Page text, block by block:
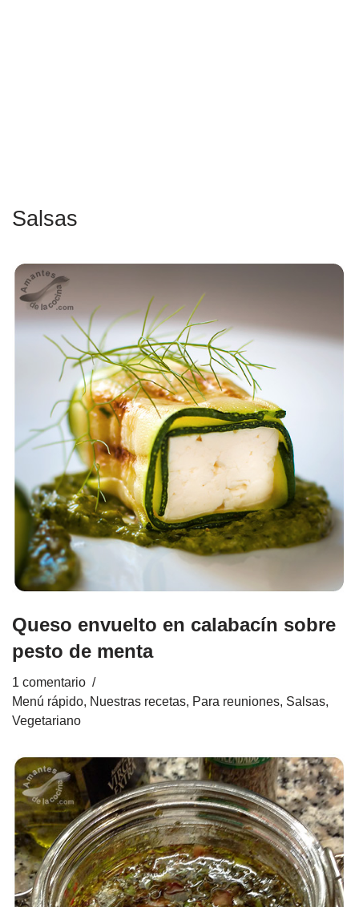
Salsas
Queso envuelto en calabacín sobre
pesto de menta
1 comentario
Menú rápido, Nuestras recetas, Para reuniones, Salsas,
Vegetariano